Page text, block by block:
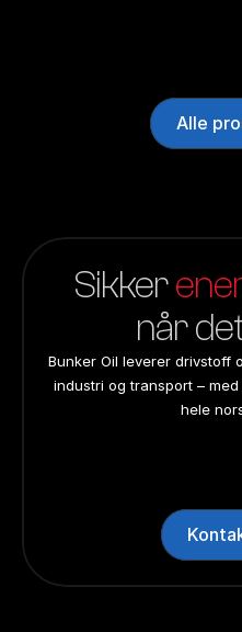
Alle
Sikker
når
Bunker Oil leverer drivstoff
industri og transport –
hele